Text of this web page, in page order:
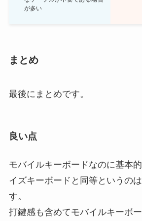
が多い
まとめ
最後にまとめです。
良い点
モバイルキーボードなのに基本
イズキーボードと同等というの
す。
打鍵感も含めてモバイルキーボ